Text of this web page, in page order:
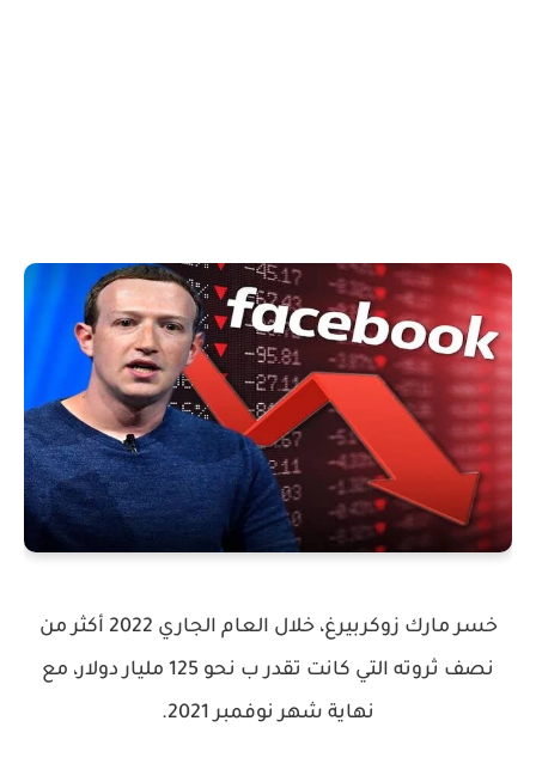
خسر مارك زوكربيرغ، خلال العام الجاري 2022 أكثر من
نصف ثروته التي كانت تقدر ب نحو 125 مليار دولار، مع
نهاية شهر نوفمبر 2021.